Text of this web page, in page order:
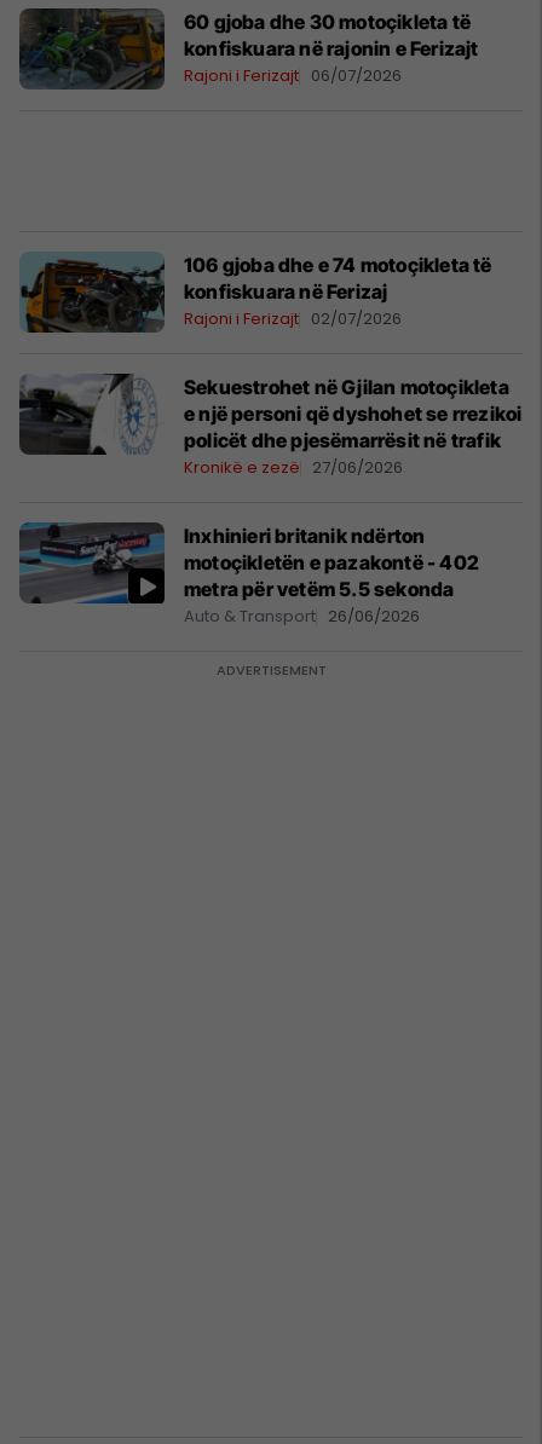
60 gjoba dhe 30 motoçikleta të
konfiskuara në rajonin e Ferizajt
Rajoni i Ferizajt 06/07/2026
106 gjoba dhe e 74 motoçikleta të
konfiskuara në Ferizaj
Rajoni i Ferizajt 02/07/2026
Sekuestrohet në Gjilan motoçikleta
e një personi që dyshohet se rrezikoi
policët dhe pjesëmarrësit në trafik
Kronikë e zezë 27/06/2026
Inxhinieri britanik ndërton
motoçikletën e pazakontë - 402
metra për vetëm 5.5 sekonda
Auto & Transport 26/06/2026